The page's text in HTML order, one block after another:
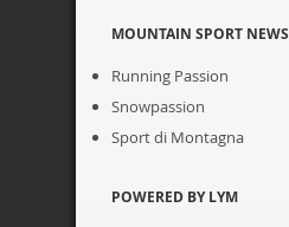
MOUNTAIN SPORT NEWS
Running Passion
Snowpassion
Sport di Montagna
POWERED BY LYM